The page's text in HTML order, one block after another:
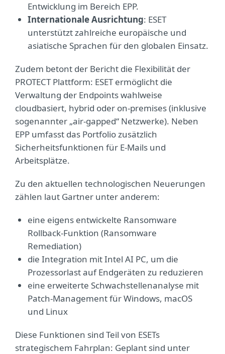
Entwicklung im Bereich EPP.
Internationale Ausrichtung: ESET
unterstützt zahlreiche europäische und
asiatische Sprachen für den globalen Einsatz.
Zudem betont der Bericht die Flexibilität der
PROTECT Plattform: ESET ermöglicht die
Verwaltung der Endpoints wahlweise
cloudbasiert, hybrid oder on-premises (inklusive
sogenannter „air-gapped“ Netzwerke). Neben
EPP umfasst das Portfolio zusätzlich
Sicherheitsfunktionen für E-Mails und
Arbeitsplätze.
Zu den aktuellen technologischen Neuerungen
zählen laut Gartner unter anderem:
eine eigens entwickelte Ransomware
Rollback-Funktion (Ransomware
Remediation)
die Integration mit Intel AI PC, um die
Prozessorlast auf Endgeräten zu reduzieren
eine erweiterte Schwachstellenanalyse mit
Patch-Management für Windows, macOS
und Linux
Diese Funktionen sind Teil von ESETs
strategischem Fahrplan: Geplant sind unter